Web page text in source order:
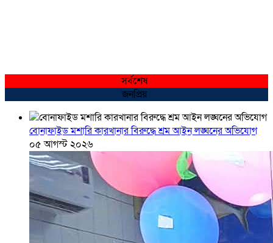
সর্বশেষ
জনপ্রিয়
বোনাফাইড মশারি কারখানার বিরুদ্ধে শ্রম আইন লঙ্ঘনের অভিযোগ
০৫ আগস্ট ২০২৬